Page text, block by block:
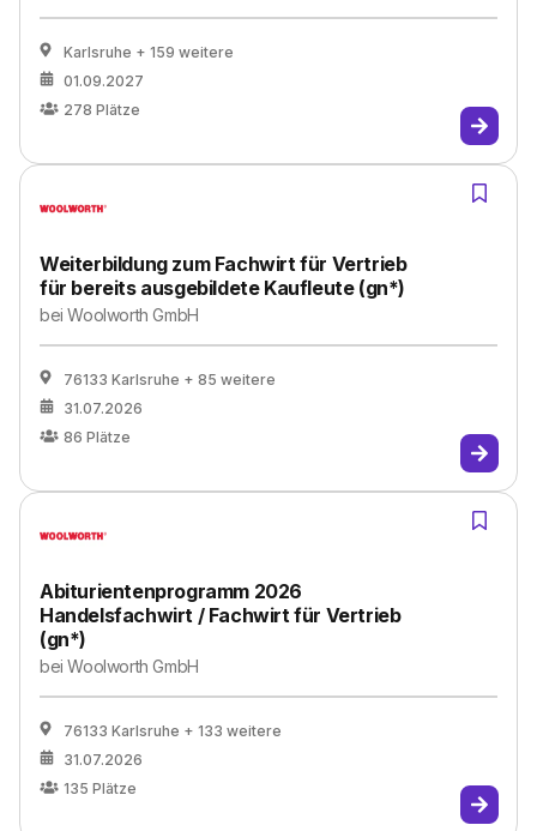
Karlsruhe + 159 weitere
01.09.2027
278 Plätze
Weiterbildung zum Fachwirt für Vertrieb
für bereits ausgebildete Kaufleute (gn*)
beiWoolworth GmbH
76133 Karlsruhe + 85 weitere
31.07.2026
86 Plätze
Abiturientenprogramm 2026
Handelsfachwirt / Fachwirt für Vertrieb
(gn*)
beiWoolworth GmbH
76133 Karlsruhe + 133 weitere
31.07.2026
135 Plätze